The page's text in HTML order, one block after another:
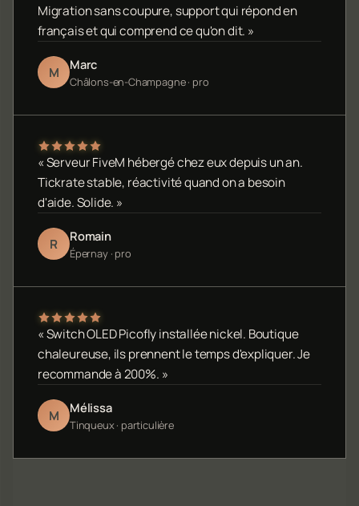
Migration sans coupure, support qui répond en
français et qui comprend ce qu'on dit. »
M Marc
Châlons-en-Champagne · pro
« Serveur FiveM hébergé chez eux depuis un an.
Tickrate stable, réactivité quand on a besoin
d'aide. Solide. »
R Romain
Épernay · pro
« Switch OLED Picofly installée nickel. Boutique
chaleureuse, ils prennent le temps d'expliquer. Je
recommande à 200%. »
M Mélissa
Tinqueux · particulière